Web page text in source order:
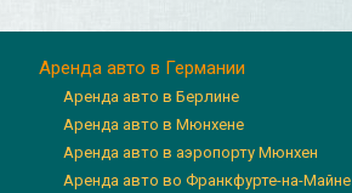
Аренда авто в Германии
Аренда авто в Берлине
Аренда авто в Мюнхене
Аренда авто в аэропорту Мюнхен
Аренда авто во Франкфурте-на-Майне